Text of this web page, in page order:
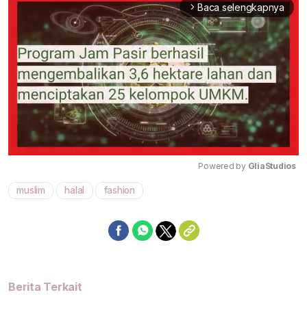
arrow_forward_ios Baca selengkapnya
Powered by GliaStudios
muslim halal fashion
Berita Terkait